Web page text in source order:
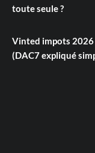
toute seule ?
Vinted impots 2026
(DAC7 expliqué